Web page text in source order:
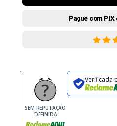
Pague com PIX
SEM REPUTAÇÃO
DEFINIDA
Verificada